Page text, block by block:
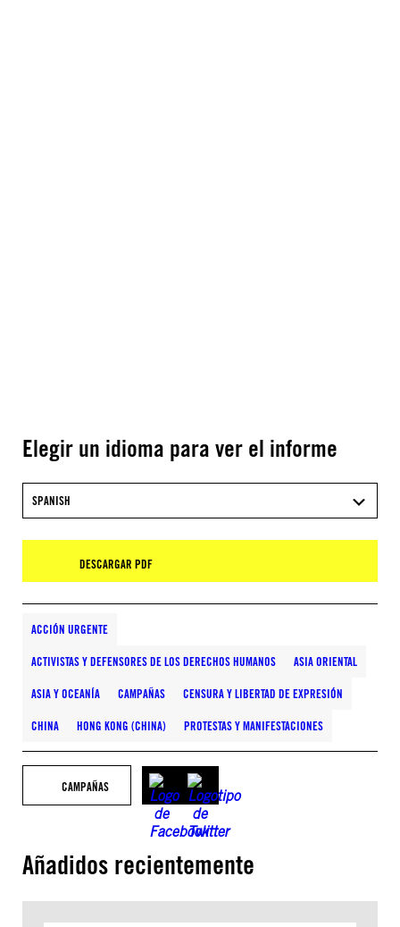
Elegir un idioma para ver el informe
SPANISH
DESCARGAR PDF
ACCIÓN URGENTE
ACTIVISTAS Y DEFENSORES DE LOS DERECHOS HUMANOS ASIA ORIENTAL
ASIA Y OCEANÍA CAMPAÑAS CENSURA Y LIBERTAD DE EXPRESIÓN
CHINA HONG KONG (CHINA) PROTESTAS Y MANIFESTACIONES
CAMPAÑAS
Añadidos recientemente